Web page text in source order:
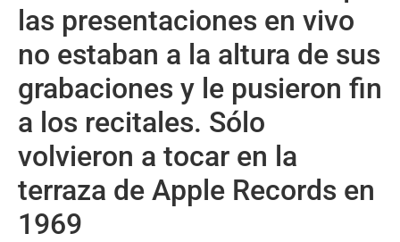
las presentaciones en vivo
no estaban a la altura de sus
grabaciones y le pusieron fin
a los recitales. Sólo
volvieron a tocar en la
terraza de Apple Records en
1969